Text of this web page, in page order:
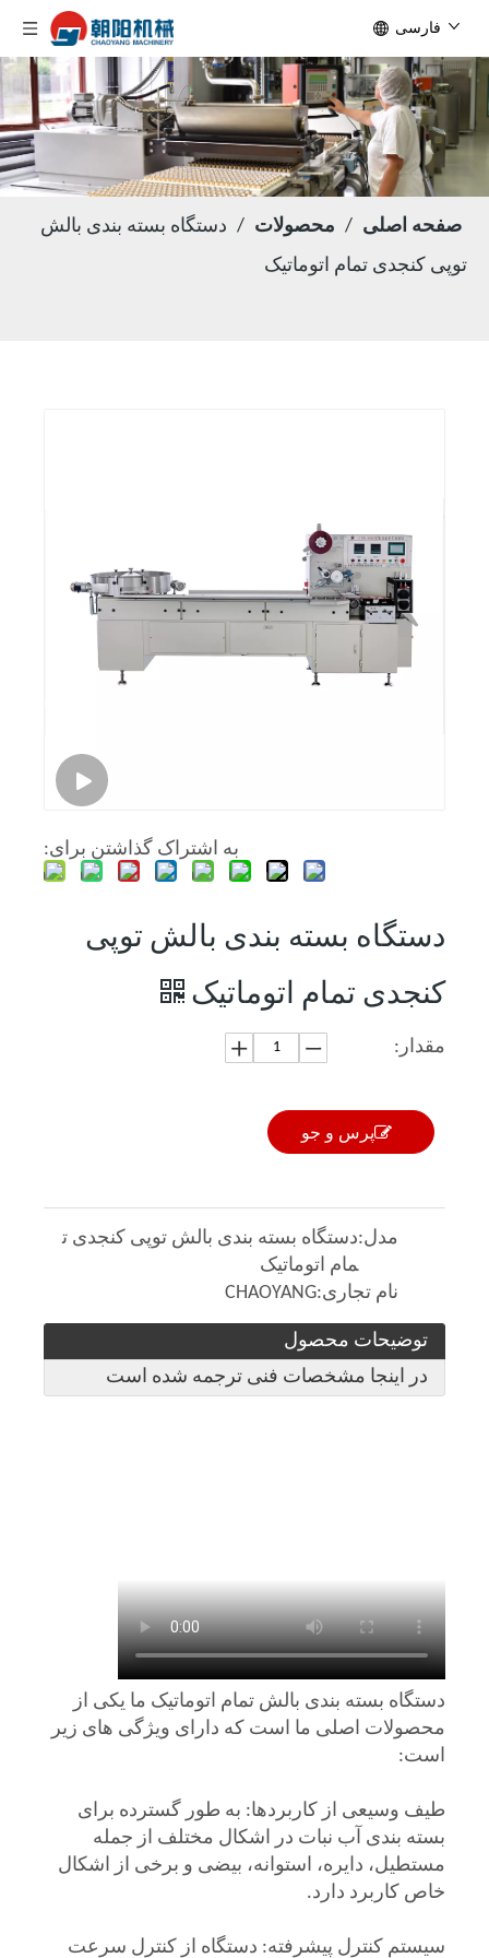
فارسی
صفحه اصلی / محصولات / دستگاه بسته بندی بالش
توپی کنجدی تمام اتوماتیک
به اشتراک گذاشتن برای:
دستگاه بسته بندی بالش توپی
کنجدی تمام اتوماتیک
مقدار:
پرس و جو
مدل:دستگاه بسته بندی بالش توپی کنجدی ت
مام اتوماتیک
نام تجاری:CHAOYANG
توضیحات محصول
در اینجا مشخصات فنی ترجمه شده است
دستگاه بسته بندی بالش تمام اتوماتیک ما یکی از
محصولات اصلی ما است که دارای ویژگی های زیر
است:
طیف وسیعی از کاربردها: به طور گسترده برای
بسته بندی آب نبات در اشکال مختلف از جمله
مستطیل، دایره، استوانه، بیضی و برخی از اشکال
خاص کاربرد دارد.
سیستم کنترل پیشرفته: دستگاه از کنترل سرعت